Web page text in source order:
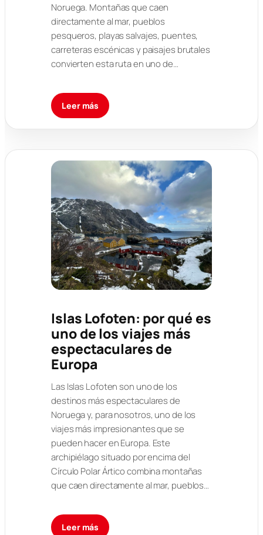
Noruega. Montañas que caen
directamente al mar, pueblos
pesqueros, playas salvajes, puentes,
carreteras escénicas y paisajes brutales
convierten esta ruta en uno de…
Leer más
Islas Lofoten: por qué es
uno de los viajes más
espectaculares de
Europa
Las Islas Lofoten son uno de los
destinos más espectaculares de
Noruega y, para nosotros, uno de los
viajes más impresionantes que se
pueden hacer en Europa. Este
archipiélago situado por encima del
Círculo Polar Ártico combina montañas
que caen directamente al mar, pueblos…
Leer más